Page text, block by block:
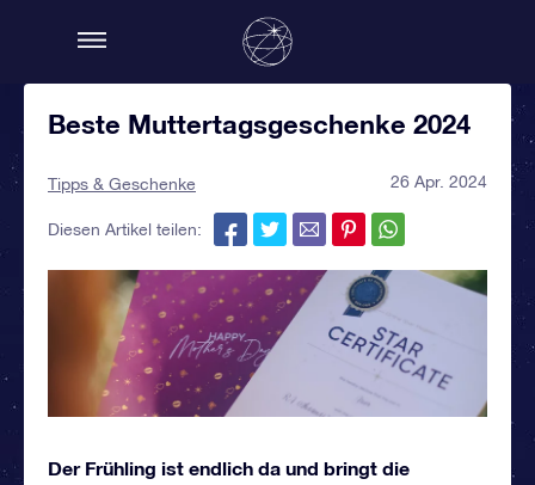
Beste Muttertagsgeschenke 2024
Tipps & Geschenke 26 Apr. 2024
Diesen Artikel teilen:
Der Frühling ist endlich da und bringt die